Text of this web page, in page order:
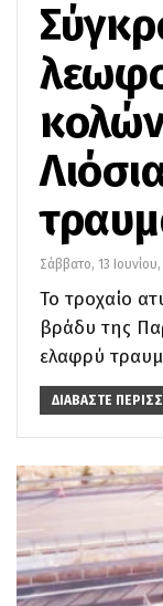
Σάββατο, 13
Το τροχαίο
βράδυ της
ελαφρύ
ΔΙΑΒΆΣΤΕ